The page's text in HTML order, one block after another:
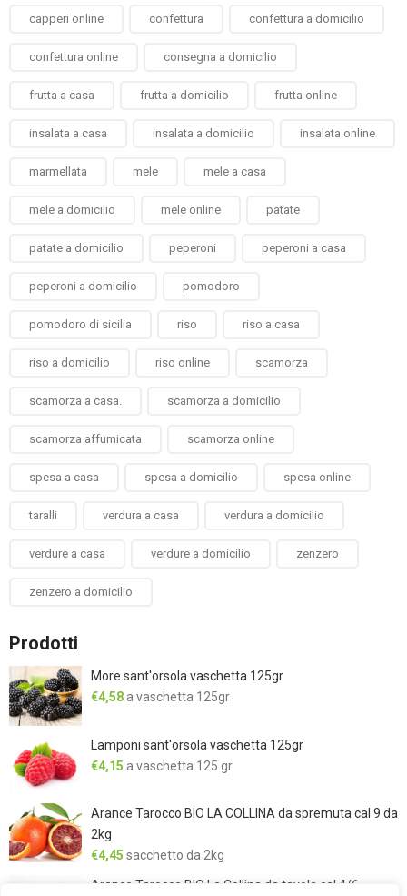
capperi online confettura confettura a domicilio
confettura online consegna a domicilio
frutta a casa frutta a domicilio frutta online
insalata a casa insalata a domicilio insalata online
marmellata mele mele a casa
mele a domicilio mele online patate
patate a domicilio peperoni peperoni a casa
peperoni a domicilio pomodoro
pomodoro di sicilia riso riso a casa
riso a domicilio riso online scamorza
scamorza a casa. scamorza a domicilio
scamorza affumicata scamorza online
spesa a casa spesa a domicilio spesa online
taralli verdura a casa verdura a domicilio
verdure a casa verdure a domicilio zenzero
zenzero a domicilio
Prodotti
More sant'orsola vaschetta 125gr
€4,58 a vaschetta 125gr
Lamponi sant'orsola vaschetta 125gr
€4,15 a vaschetta 125 gr
Arance Tarocco BIO LA COLLINA da spremuta cal 9 da
2kg
€4,45 sacchetto da 2kg
Arance Tarocco BIO La Collina da tavola cal 4/6